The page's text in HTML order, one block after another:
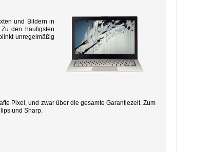
und Bildern in
den häufigsten
unregelmäßig
Pixel, und zwar über die gesamte Garantiezeit. Zum
und Sharp.